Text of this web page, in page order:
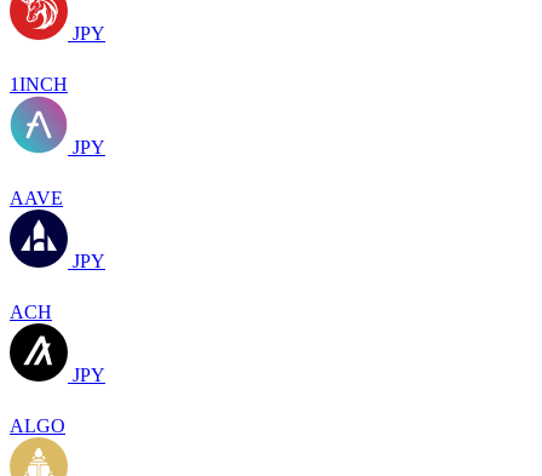
JPY
1INCH
JPY
AAVE
JPY
ACH
JPY
ALGO